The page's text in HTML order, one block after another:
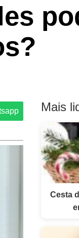
Mais
Cesta